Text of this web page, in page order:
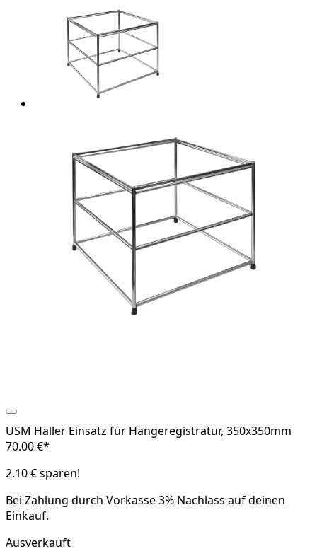
USM Haller Einsatz für Hängeregistratur, 350x350mm
70.00 €*
2.10 € sparen!
Bei Zahlung durch Vorkasse3% Nachlass auf deinen
Einkauf.
Ausverkauft